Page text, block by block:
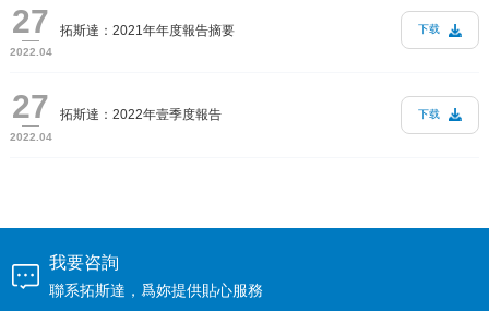
27
2022.04
拓斯達：2021年年度報告摘要 下载
27
2022.04
拓斯達：2022年壹季度報告 下载
我要咨詢
聯系拓斯達，爲妳提供貼心服務